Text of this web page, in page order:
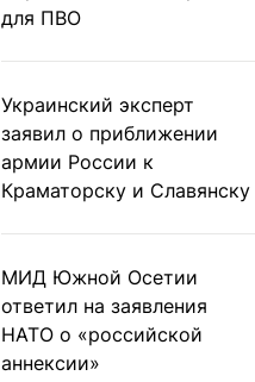
для ПВО
Украинский эксперт
заявил о приближении
армии России к
Краматорску и Славянску
МИД Южной Осетии
ответил на заявления
НАТО о «российской
аннексии»